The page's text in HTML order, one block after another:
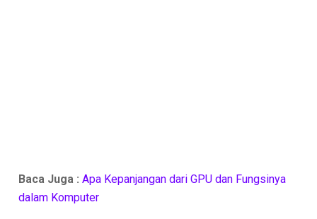
Baca Juga :Apa Kepanjangan dari GPU dan Fungsinya
dalam Komputer